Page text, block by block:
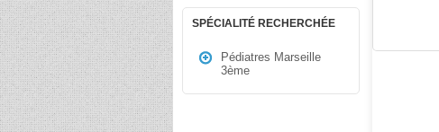
SPÉCIALITÉ RECHERCHÉE
Pédiatres Marseille
3ème